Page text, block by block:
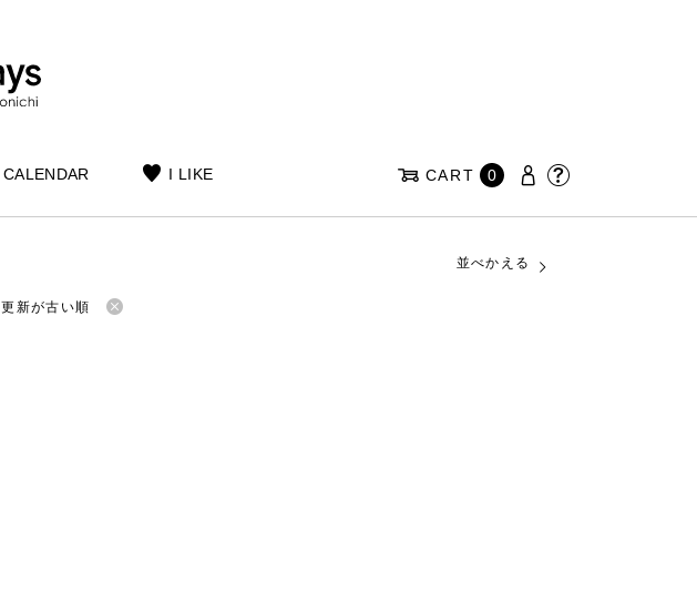
CALENDAR I LIKE CART 0
並べかえる
更新が古い順